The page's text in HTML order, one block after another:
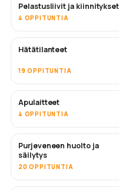
Pelastusliivit ja kiinnitykset
4 OPPITUNTIA
Hätätilanteet
19 OPPITUNTIA
Apulaitteet
4 OPPITUNTIA
Purjeveneen huolto ja
säilytys
20 OPPITUNTIA